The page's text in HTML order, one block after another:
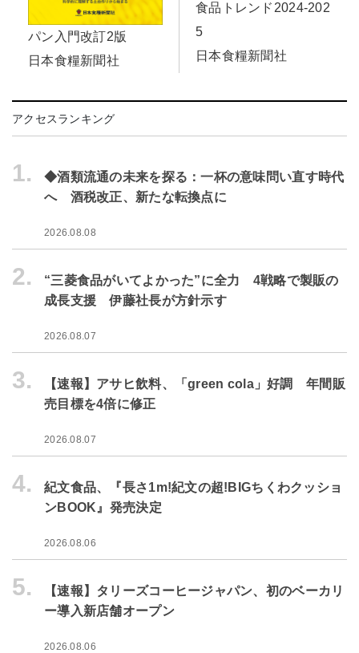
パン入門改訂2版
日本食糧新聞社
食品トレンド2024-202
5
日本食糧新聞社
アクセスランキング
1.
◆酒類流通の未来を探る：一杯の意味問い直す時代
へ 酒税改正、新たな転換点に
2026.08.08
2.
“三菱食品がいてよかった”に全力 4戦略で製販の
成長支援 伊藤社長が方針示す
2026.08.07
3.
【速報】アサヒ飲料、「green cola」好調 年間販
売目標を4倍に修正
2026.08.07
4.
紀文食品、『長さ1m!紀文の超!BIGちくわクッショ
ンBOOK』発売決定
2026.08.06
5.
【速報】タリーズコーヒージャパン、初のベーカリ
ー導入新店舗オープン
2026.08.06